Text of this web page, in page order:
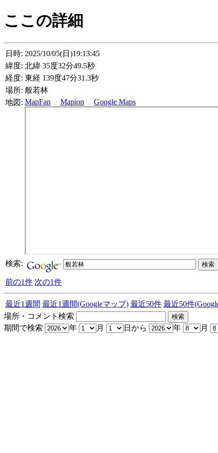
ここの詳細
日時: 2025/10/05(日)19:13:45
緯度: 北緯 35度32分49.5秒
経度: 東経 139度47分31.3秒
場所: 般若林
地図: MapFan Mapion Google Maps
検索:
前の1件 次の1件
最近1週間 最近1週間(Googleマップ) 最近50件 最近50件
場所・コメント検索
期間で検索
年 月 日から 年 月